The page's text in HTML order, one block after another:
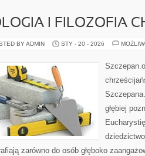
I FILOZOFIA
BY ADMIN STY - 20 - 2026
głębiej
zarówno do osób głęboko